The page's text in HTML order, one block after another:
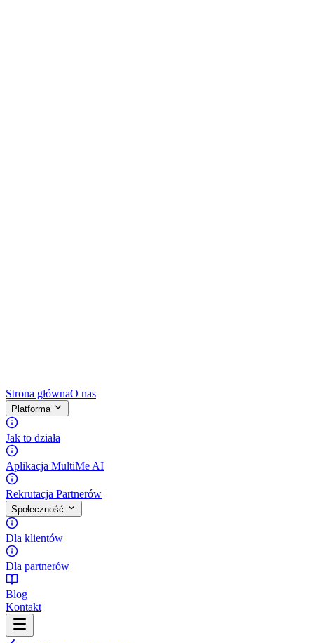
Strona głównaO nas
Platforma
Jak to działa
Aplikacja MultiMe AI
Rekrutacja Partnerów
Społeczność
Dla klientów
Dla partnerów
Blog
Kontakt